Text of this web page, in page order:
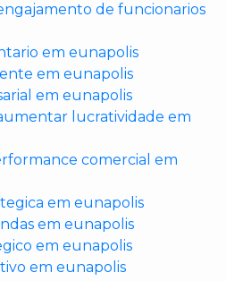
de funcionarios
em eunapolis
em eunapolis
em eunapolis
lucratividade em
comercial em
em eunapolis
em eunapolis
em eunapolis
em eunapolis